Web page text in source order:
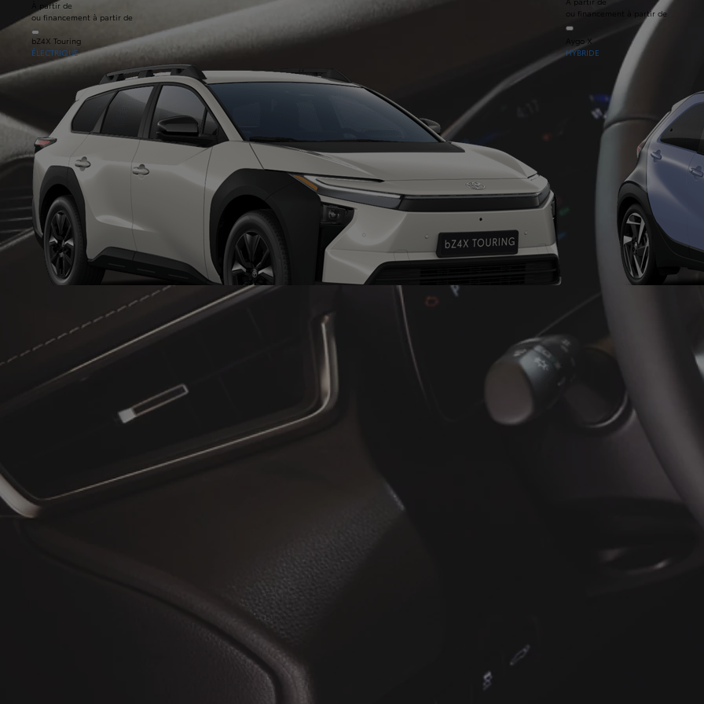
À partir de
ou financement à partir de
ou financement à partir de
bZ4X Touring
ÉLECTRIQUE
À partir de
ou financement à partir de
Aygo X
HYBRIDE